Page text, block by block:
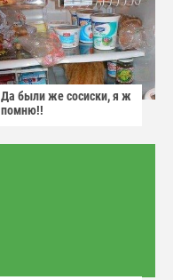
Да были же сосиски, я ж
помню!!